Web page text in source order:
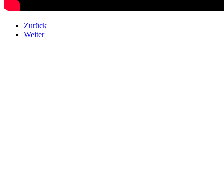
Zurück
Weiter